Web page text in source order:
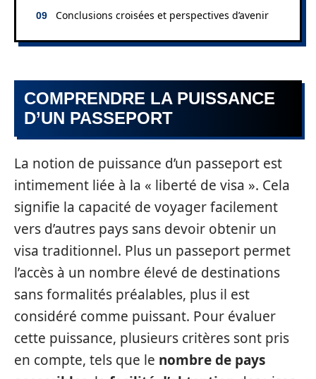
Conclusions croisées et perspectives d’avenir
COMPRENDRE LA PUISSANCE
D’UN PASSEPORT
La notion de puissance d’un passeport est
intimement liée à la « liberté de visa ». Cela
signifie la capacité de voyager facilement
vers d’autres pays sans devoir obtenir un
visa traditionnel. Plus un passeport permet
l’accès à un nombre élevé de destinations
sans formalités préalables, plus il est
considéré comme puissant. Pour évaluer
cette puissance, plusieurs critères sont pris
en compte, tels que le nombre de pays